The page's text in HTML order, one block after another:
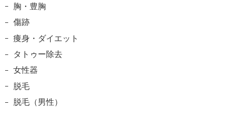
胸・豊胸
傷跡
痩身・ダイエット
タトゥー除去
女性器
脱毛
脱毛（男性）